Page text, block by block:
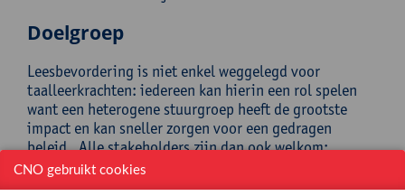
Doelgroep
Leesbevordering is niet enkel weggelegd voor
taalleerkrachten: iedereen kan hierin een rol spelen
want een heterogene stuurgroep heeft de grootste
impact en kan sneller zorgen voor een gedragen
beleid. Alle stakeholders zijn dan ook welkom:
(taal)leerkrachten, schoolbibliothecarissen,
middenkader, directie en taalankers.
CNO gebruikt cookies